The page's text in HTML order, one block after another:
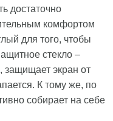
достаточно
комфортом
для того, чтобы
стекло –
защищает экран от
К тому же, по
собирает на себе